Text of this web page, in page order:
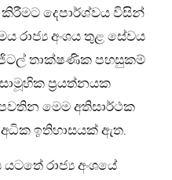
දෙපාර්ශ්වය විසින්
රාජ්‍ය අංශය තුළ සේවය
තාක්ෂණික පහසුකම්
ප්‍රයත්නයක
මෙම අතිසාර්ථක
ඉතිහාසයක් ඇත.
රාජ්‍ය අංශයේ